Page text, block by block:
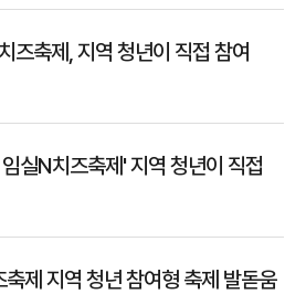
즈축제, 지역 청년이 직접 참여
실N치즈축제' 지역 청년이 직접
제 지역 청년 참여형 축제 발돋움